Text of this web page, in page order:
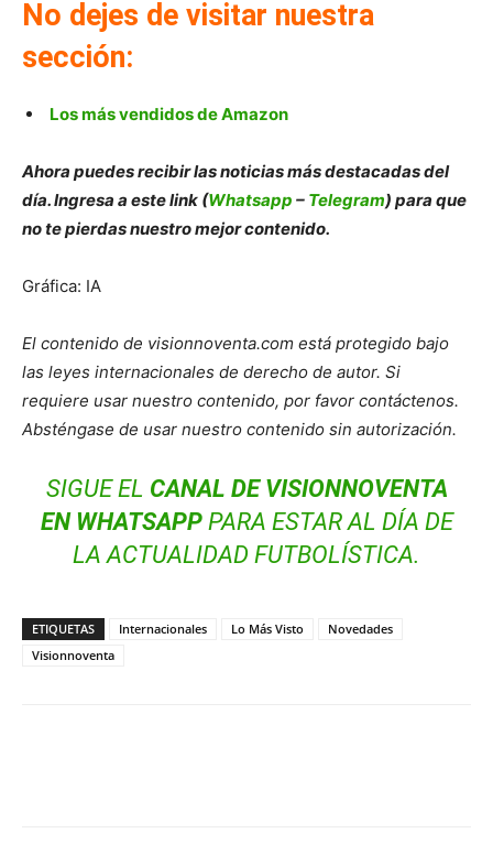
No dejes de visitar nuestra
sección:
Los más vendidos de Amazon
Ahora puedes recibir las noticias más destacadas del
día. Ingresa a este link (Whatsapp – Telegram) para que
no te pierdas nuestro mejor contenido.
Gráfica: IA
El contenido de visionnoventa.com está protegido bajo
las leyes internacionales de derecho de autor. Si
requiere usar nuestro contenido, por favor contáctenos.
Absténgase de usar nuestro contenido sin autorización.
SIGUE EL CANAL DE VISIONNOVENTA
EN WHATSAPPPARA ESTAR AL DÍA DE
LA ACTUALIDAD FUTBOLÍSTICA.
ETIQUETAS Internacionales Lo Más Visto
Novedades
Visionnoventa